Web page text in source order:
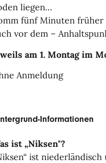
liegen…
fünf Minuten früher
vor dem –
am 1. Montag im
Anmeldung
Informationen
ist „Niksen"?
ist